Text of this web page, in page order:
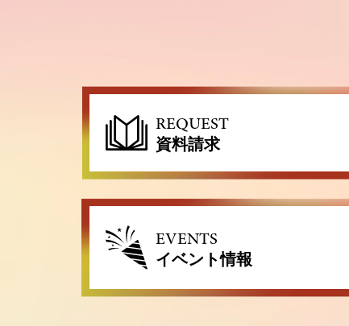
REQUEST
資料請求
EVENTS
イベント情報